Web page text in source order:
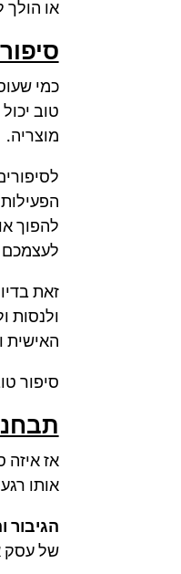
או הולך
כמי
טוב
מוצריה.
להפוך
לעצמכם
זאת
ולנסות
האישית
סיפור
אז
אותו
הגיבור
של עסק